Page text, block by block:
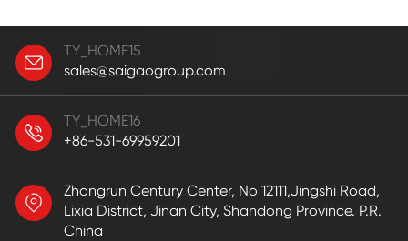
TY_HOME15
sales@saigaogroup.com
TY_HOME16
+86-531-69959201
Zhongrun Century Center, No 12111,Jingshi Road,
Lixia District, Jinan City, Shandong Province. P.R.
China